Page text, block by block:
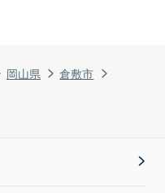
岡山県
倉敷市